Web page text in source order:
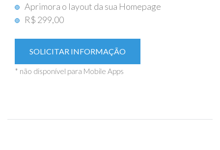
Aprimora o layout da sua Homepage
R$ 299,00
SOLICITAR INFORMAÇÃO
* não disponível para Mobile Apps